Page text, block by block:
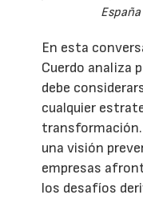
En esta
Cuerdo analiza
debe
cualquier
una visión
empresas
los desafíos